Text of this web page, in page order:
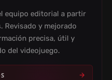
equipo editorial a partir
Revisado y mejorado
precisa, útil y
del videojuego.